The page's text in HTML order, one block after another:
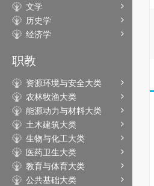
文学
历史学
经济学
职教
资源环境与安全大类
农林牧渔大类
能源动力与材料大类
土木建筑大类
生物与化工大类
医药卫生大类
教育与体育大类
公共基础大类